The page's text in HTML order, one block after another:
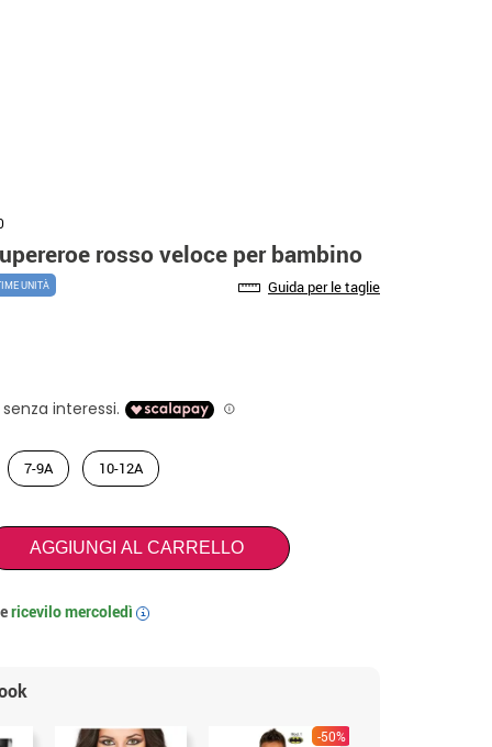
rosso veloce per bambino
UNITÀ Guida per le taglie
7-9A 10-12A
AGGIUNGI AL CARRELLO
ricevilomercoledì i
-50%